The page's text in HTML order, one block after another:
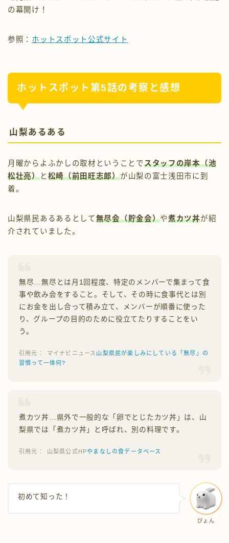
の幕開け！
参照： ホットスポット公式サイト
ホットスポット第5話の考察と感想
山梨あるある
月曜からよふかしの取材ということでスタッフの岸本（池
松壮亮）と 松崎（前田旺志郎）が山梨の富士浅田市に到
着。
山梨県民あるあるとして無尽会（貯金会）や煮カツ丼が紹
介されていました。
無尽…無尽とは月1回程度、特定のメンバーで集まって食
事や飲み会をすること。そして、その時に食事代とは別
にお金を出し合って積み立て、メンバーが順番に使った
り、グループの目的のために役立てたりすることをい
う。
マイナビニュース 山梨県民が楽しみにしている「無尽」の
習慣って一体何?
煮カツ丼…県外で一般的な「卵でとじたカツ丼」は、山
梨県では「煮カツ丼」と呼ばれ、別の料理です。
山梨県公式HPやまなしの食データベース
ぴょん
初めて知った！